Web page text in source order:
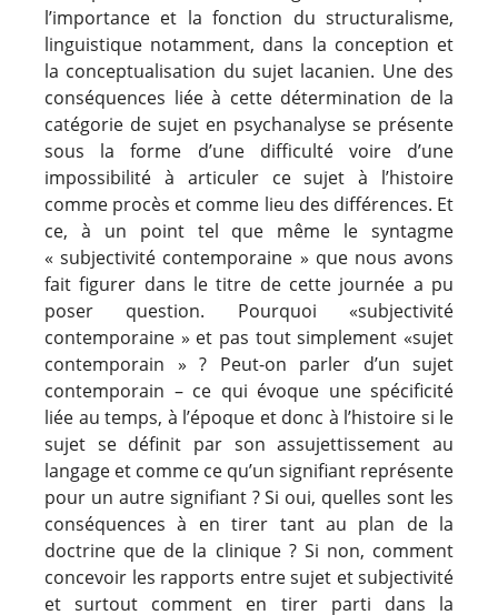
l’importance et la fonction du structuralisme,
linguistique notamment, dans la conception et
la conceptualisation du sujet lacanien. Une des
conséquences liée à cette détermination de la
catégorie de sujet en psychanalyse se présente
sous la forme d’une difficulté voire d’une
impossibilité à articuler ce sujet à l’histoire
comme procès et comme lieu des différences. Et
ce, à un point tel que même le syntagme
« subjectivité contemporaine » que nous avons
fait figurer dans le titre de cette journée a pu
poser question. Pourquoi «subjectivité
contemporaine » et pas tout simplement «sujet
contemporain » ? Peut-on parler d’un sujet
contemporain – ce qui évoque une spécificité
liée au temps, à l’époque et donc à l’histoire si le
sujet se définit par son assujettissement au
langage et comme ce qu’un signifiant représente
pour un autre signifiant ? Si oui, quelles sont les
conséquences à en tirer tant au plan de la
doctrine que de la clinique ? Si non, comment
concevoir les rapports entre sujet et subjectivité
et surtout comment en tirer parti dans la